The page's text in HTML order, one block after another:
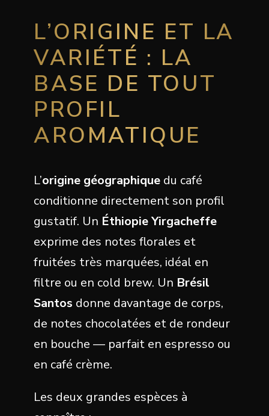
L’ORIGINE ET LA
VARIÉTÉ : LA
BASE DE TOUT
PROFIL
AROMATIQUE
L’origine géographique du café
conditionne directement son profil
gustatif. Un Éthiopie Yirgacheffe
exprime des notes florales et
fruitées très marquées, idéal en
filtre ou en cold brew. Un Brésil
Santos donne davantage de corps,
de notes chocolatées et de rondeur
en bouche — parfait en espresso ou
en café crème.
Les deux grandes espèces à